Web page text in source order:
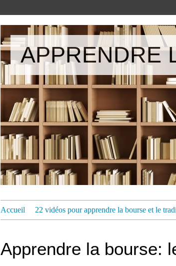
APPRENDRE
Accueil 22 vidéos pour apprendre la bourse et le
Apprendre la bourse: